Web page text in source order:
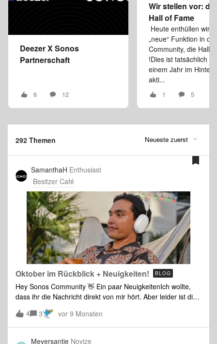
Deezer X Sonos
Partnerschaft
6 12
Wir stellen vor:
Hall of Fame
Heute enthüllen wir
„neue“ Funktion in der
Community, die Hall
!Dies ist tatsächlich
einem Jahr im
akti...
1 5
292 Themen Neueste zuerst
SamanthaH Enthusiast
Besitzer Café
Oktober im Rückblick + Neuigkeiten! BLOG
Hey Sonos Community 👋 Ein paar NeuigkeitenIch wollte,
dass ihr die Nachricht direkt von mir hört. Aber leider ist dies
meine letzte Woche als Moderatorin hier in der Sonos
Community. Ich bin im Januar zum Team – und zur Sonos
Community – dazugestoßen, und es war wirklich eine ganz
besondere Erfahrung.Ich habe so viel aus euren
4 3 vor 9 Monaten
Meyersantje Novize